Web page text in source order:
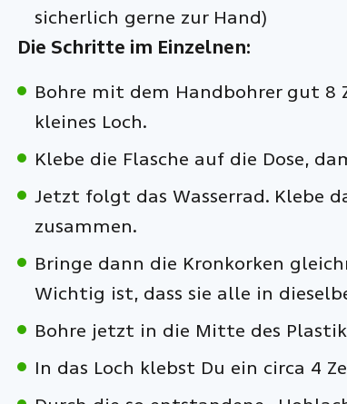
sicherlich gerne zur Hand)
Die Schritte im Einzelnen:
Bohre mit dem Handbohrer gut 8
kleines Loch.
Klebe die Flasche auf die Dose,
Jetzt folgt das Wasserrad. Klebe
zusammen.
Bringe dann die Kronkorken
Wichtig ist, dass sie alle in
Bohre jetzt in die Mitte des
In das Loch klebst Du ein circa 4